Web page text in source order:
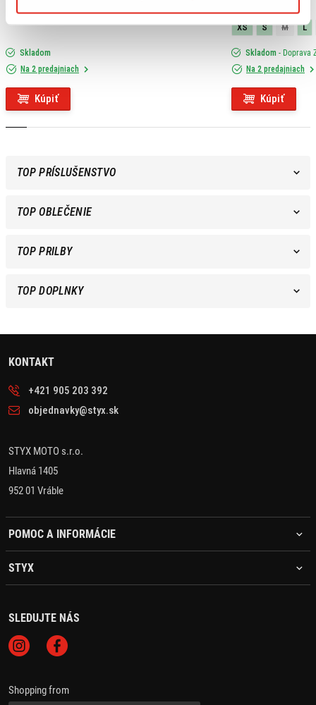
Skladom
Na 2 predajniach
Kúpiť
XS S M L
Skladom - Doprava
Na 2 predajniach
Kúpiť
TOP PRÍSLUŠENSTVO
TOP OBLEČENIE
TOP PRILBY
TOP DOPLNKY
KONTAKT
+421 905 203 392
objednavky@styx.sk
STYX MOTO s.r.o.
Hlavná 1405
952 01 Vráble
POMOC A INFORMÁCIE
STYX
SLEDUJTE NÁS
Shopping from